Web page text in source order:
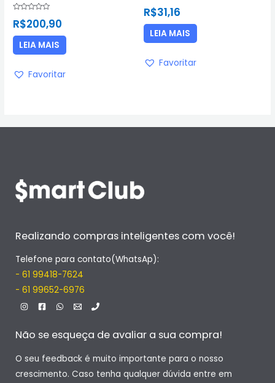
0
5
R$200,90
LEIA MAIS
Favoritar
0
5
R$31,16
LEIA MAIS
Favoritar
Realizando compras inteligentes com você!
Telefone para contato(WhatsAp):
- 61 99418-7624
- 61 99652-6976
Não se esqueça de avaliar a sua compra!
O seu feedback é muito importante para o nosso
crescimento. Caso tenha qualquer dúvida entre em